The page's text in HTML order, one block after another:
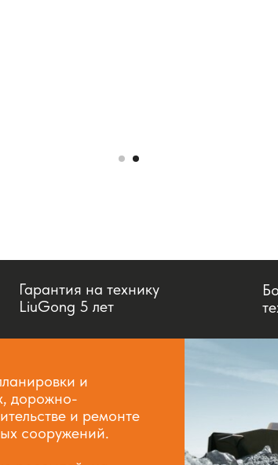
и
дорожно-
и ремонте
сооружений.
Гарантия на технику
LiuGong 5 лет